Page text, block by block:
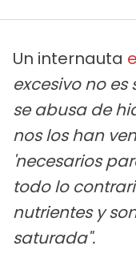
Un internauta
excesivo no
se abusa de
nos los han
'necesarios
todo lo
nutrientes y
saturada".